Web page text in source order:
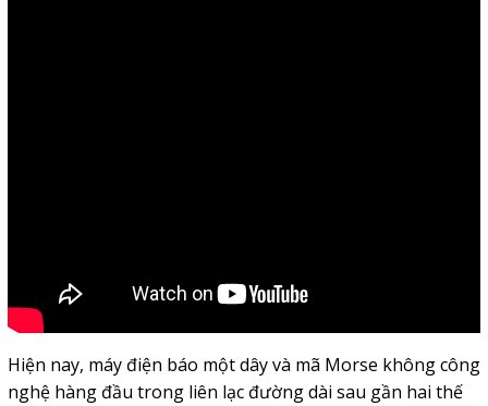
Hiện nay, máy điện báo một dây và mã Morse không công
nghệ hàng đầu trong liên lạc đường dài sau gần hai thế